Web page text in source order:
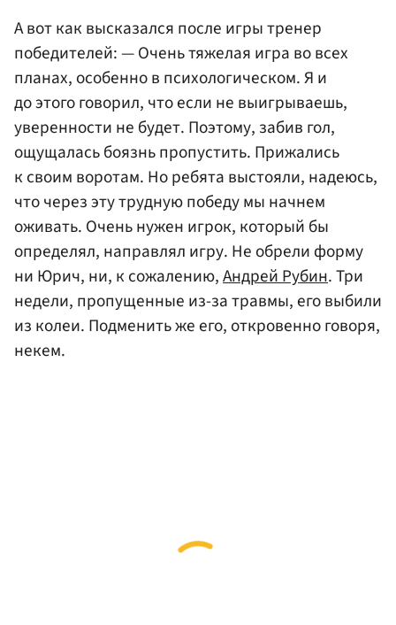
А вот как высказался после игры тренер
победителей: — Очень тяжелая игра во всех
планах, особенно в психологическом. Я и
до этого говорил, что если не выигрываешь,
уверенности не будет. Поэтому, забив гол,
ощущалась боязнь пропустить. Прижались
к своим воротам. Но ребята выстояли, надеюсь,
что через эту трудную победу мы начнем
оживать. Очень нужен игрок, который бы
определял, направлял игру. Не обрели форму
ни Юрич, ни, к сожалению,Андрей Рубин. Три
недели, пропущенные из-за травмы, его выбили
из колеи. Подменить же его, откровенно говоря,
некем.